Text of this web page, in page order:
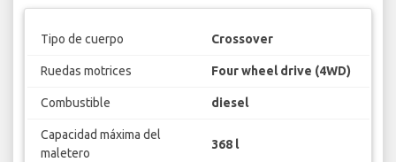
Tipo de cuerpo Crossover
Ruedas motrices Four wheel drive (4WD)
Combustible diesel
Capacidad máxima del
maletero
368 l